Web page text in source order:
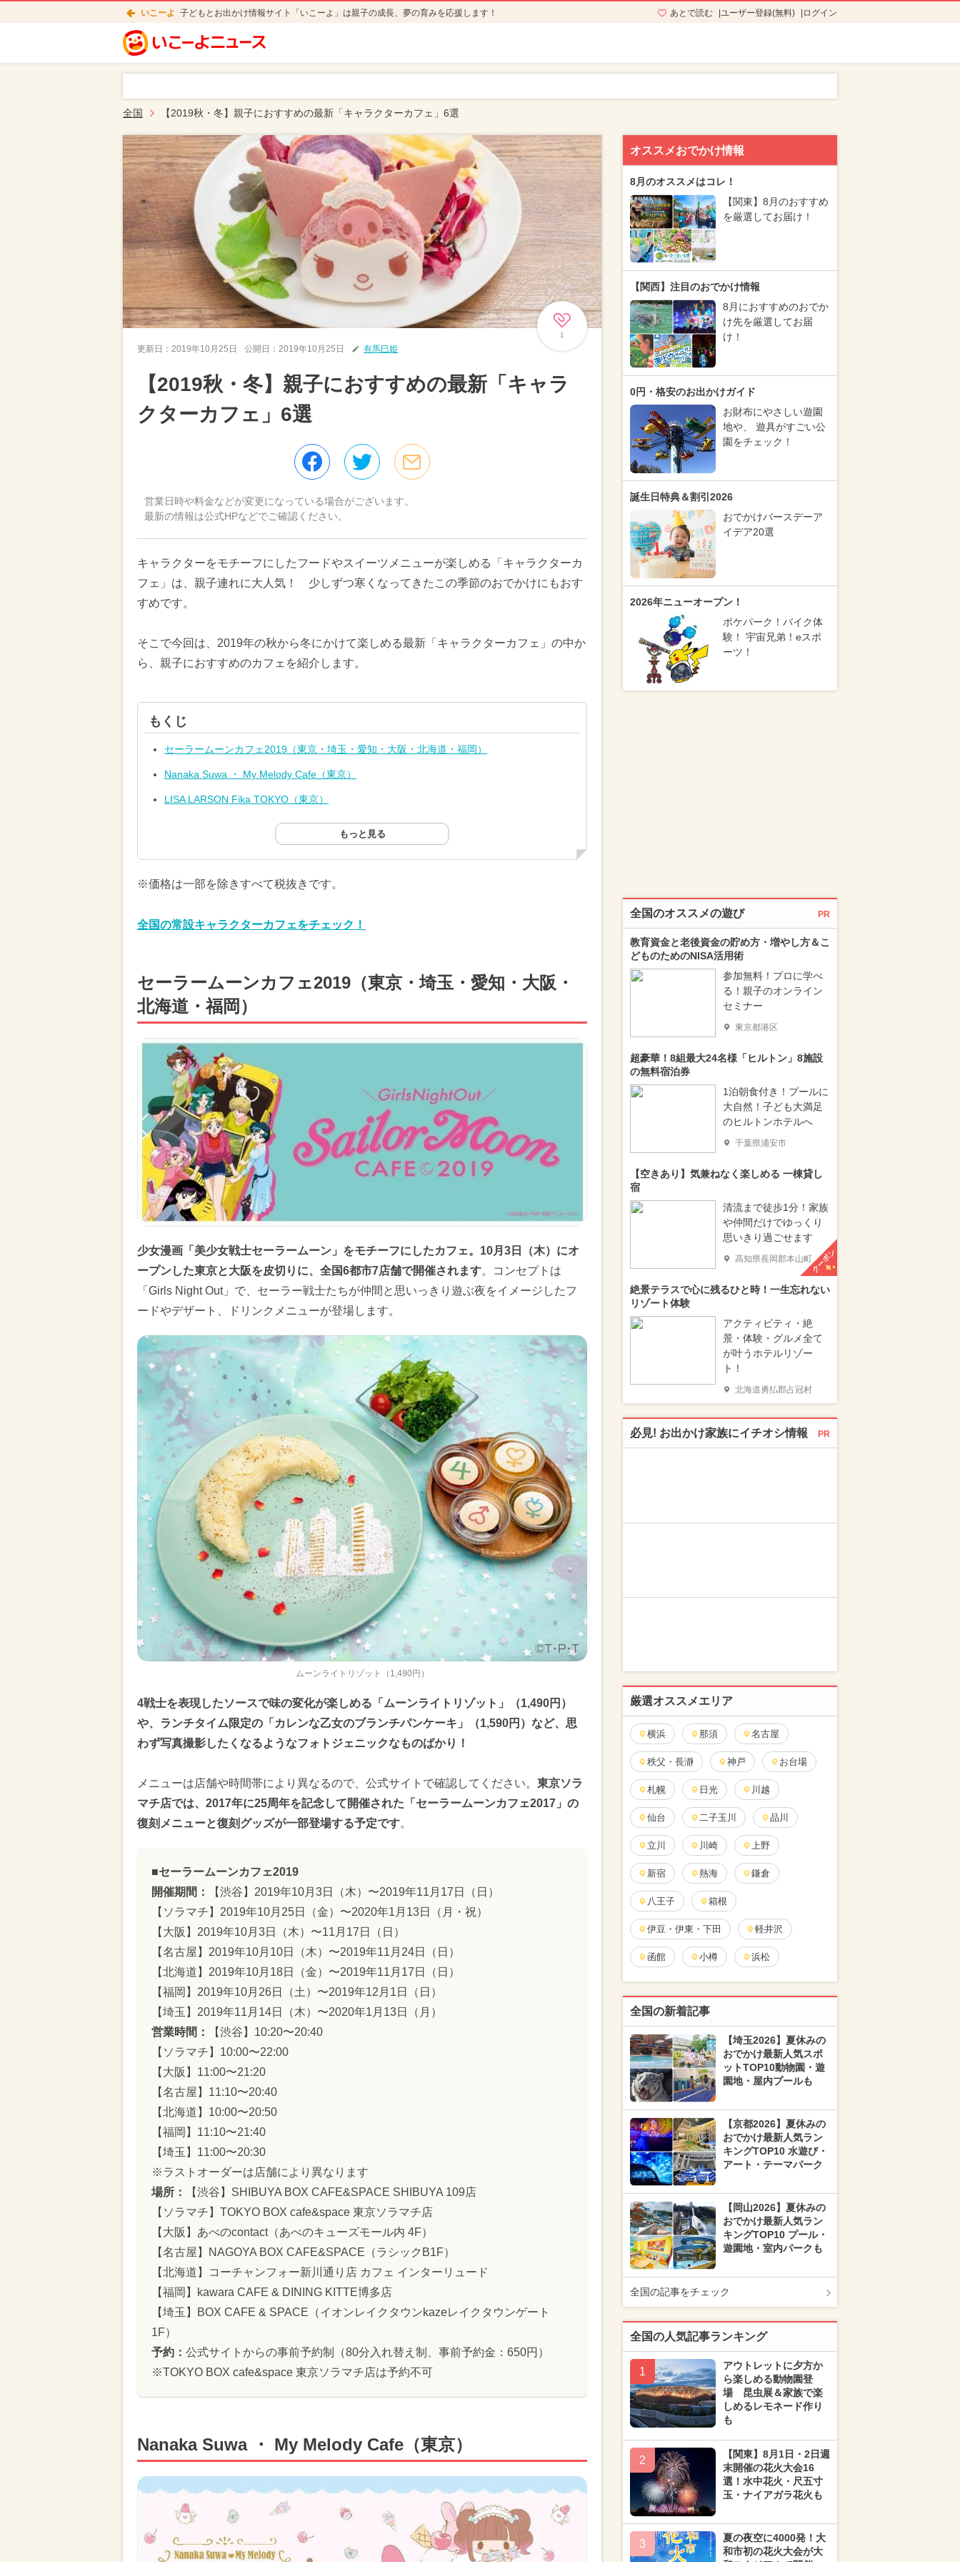
いこーよ 子どもとお出かけ情報サイト「いこーよ」は親子の成長、夢の育みを応援します！ あとで読む ユーザー登録(無料) ログイン
全国 【2019秋・冬】親子におすすめの最新「キャラクターカフェ」6選
1
更新日： 2019年10月25日 公開日： 2019年10月25日 有馬巳姫
【2019秋・冬】親子におすすめの最新「キャラ
クターカフェ」6選
営業日時や料金などが変更になっている場合がございます。
最新の情報は公式HPなどでご確認ください。
キャラクターをモチーフにしたフードやスイーツメニューが楽しめる「キャラクターカ
フェ」は、親子連れに大人気！ 少しずつ寒くなってきたこの季節のおでかけにもおす
すめです。
そこで今回は、2019年の秋から冬にかけて楽しめる最新「キャラクターカフェ」の中か
ら、親子におすすめのカフェを紹介します。
もくじ
セーラームーンカフェ2019（東京・埼玉・愛知・大阪・北海道・福岡）
Nanaka Suwa ・ My Melody Cafe（東京）
LISA LARSON Fika TOKYO（東京）
もっと見る
※価格は一部を除きすべて税抜きです。
全国の常設キャラクターカフェをチェック！
セーラームーンカフェ2019（東京・埼玉・愛知・大阪・
北海道・福岡）
少女漫画「美少女戦士セーラームーン」をモチーフにしたカフェ。10月3日（木）にオ
ープンした東京と大阪を皮切りに、全国6都市7店舗で開催されます。コンセプトは
「Girls Night Out」で、セーラー戦士たちが仲間と思いっきり遊ぶ夜をイメージしたフ
ードやデザート、ドリンクメニューが登場します。
ムーンライトリゾット（1,490円）
4戦士を表現したソースで味の変化が楽しめる「ムーンライトリゾット」（1,490円）
や、ランチタイム限定の「カレンな乙女のブランチパンケーキ」（1,590円）など、思
わず写真撮影したくなるようなフォトジェニックなものばかり！
メニューは店舗や時間帯により異なるので、公式サイトで確認してください。 東京ソラ
マチ店では、2017年に25周年を記念して開催された「セーラームーンカフェ2017」の
復刻メニューと復刻グッズが一部登場する予定です。
■セーラームーンカフェ2019
開催期間：
【渋谷】2019年10月3日（木）〜2019年11月17日（日）
【ソラマチ】2019年10月25日（金）〜2020年1月13日（月・祝）
【大阪】2019年10月3日（木）〜11月17日（日）
【名古屋】2019年10月10日（木）〜2019年11月24日（日）
【北海道】2019年10月18日（金）〜2019年11月17日（日）
【福岡】2019年10月26日（土）〜2019年12月1日（日）
【埼玉】2019年11月14日（木）〜2020年1月13日（月）
営業時間：
【渋谷】10:20〜20:40
【ソラマチ】10:00〜22:00
【大阪】11:00〜21:20
【名古屋】11:10〜20:40
【北海道】10:00〜20:50
【福岡】11:10〜21:40
【埼玉】11:00〜20:30
※ラストオーダーは店舗により異なります
場所：
【渋谷】SHIBUYA BOX CAFE&SPACE SHIBUYA 109店
【ソラマチ】TOKYO BOX cafe&space 東京ソラマチ店
【大阪】あべのcontact（あべのキューズモール内 4F）
【名古屋】NAGOYA BOX CAFE&SPACE（ラシックB1F）
【北海道】コーチャンフォー新川通り店 カフェ インターリュード
【福岡】kawara CAFE & DINING KITTE博多店
【埼玉】BOX CAFE & SPACE（イオンレイクタウンkazeレイクタウンゲート
1F）
予約： 公式サイトからの事前予約制（80分入れ替え制、事前予約金：650円）
※TOKYO BOX cafe&space 東京ソラマチ店は予約不可
Nanaka Suwa ・ My Melody Cafe（東京）
オススメおでかけ情報
8月のオススメはコレ！
【関東】8月のおすすめ
を厳選してお届け！
【関西】注目のおでかけ情報
8月におすすめのおでか
け先を厳選してお届
け！
0円・格安のお出かけガイド
お財布にやさしい遊園
地や、 遊具がすごい公
園をチェック！
誕生日特典＆割引2026
おでかけバースデーア
イデア20選
2026年ニューオープン！
ポケパーク！バイク体
験！ 宇宙兄弟！eスポ
ーツ！
全国のオススメの遊び PR
教育資金と老後資金の貯め方・増やし方＆こ
どものためのNISA活用術
参加無料！プロに学べ
る！親子のオンライン
セミナー
東京都港区
超豪華！8組最大24名様「ヒルトン」8施設
の無料宿泊券
1泊朝食付き！プールに
大自然！子ども大満足
のヒルトンホテルへ
千葉県浦安市
【空きあり】気兼ねなく楽しめる 一棟貸し
宿
清流まで徒歩1分！家族
や仲間だけでゆっくり
思いきり過ごせます
高知県長岡郡本山町クーポン
絶景テラスで心に残るひと時！一生忘れない
リゾート体験
アクティビティ・絶
景・体験・グルメ全て
が叶うホテルリゾー
ト！
北海道勇払郡占冠村
必見! お出かけ家族にイチオシ情報 PR
厳選オススメエリア
横浜 那須 名古屋
秩父・長瀞 神戸 お台場
札幌 日光 川越
仙台 二子玉川 品川
立川 川崎 上野
新宿 熱海 鎌倉
八王子 箱根
伊豆・伊東・下田 軽井沢
函館 小樽 浜松
全国の新着記事
【埼玉2026】夏休みの
おでかけ最新人気スポ
ットTOP10動物園・遊
園地・屋内プールも
【京都2026】夏休みの
おでかけ最新人気ラン
キングTOP10 水遊び・
アート・テーマパーク
【岡山2026】夏休みの
おでかけ最新人気ラン
キングTOP10 プール・
遊園地・室内パークも
全国の記事をチェック
全国の人気記事ランキング
1
アウトレットに夕方か
ら楽しめる動物園登
場 昆虫展＆家族で楽
しめるレモネード作り
も
2
【関東】8月1日・2日週
末開催の花火大会16
選！水中花火・尺五寸
玉・ナイアガラ花火も
3
夏の夜空に4000発！大
和市初の花火大会が大